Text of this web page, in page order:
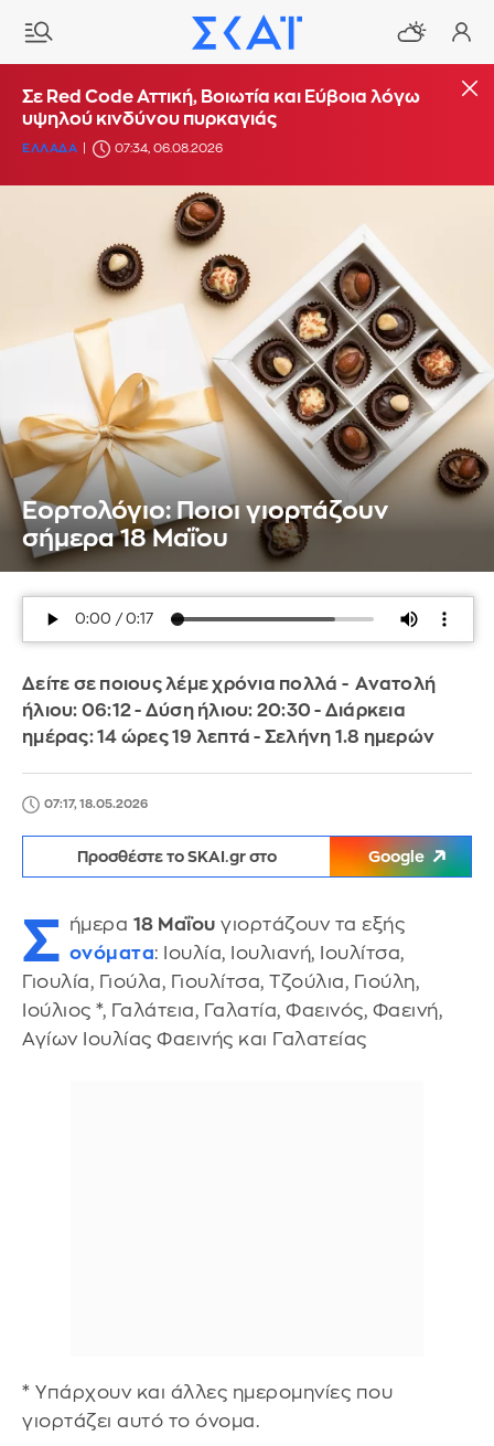
Σε Red Code Αττική, Βοιωτία και Εύβοια λόγω
υψηλού κινδύνου πυρκαγιάς
ΕΛΛΑΔΑ 07:34, 06.08.2026
Εορτολόγιο: Ποιοι γιορτάζουν
σήμερα 18 Μαΐου
Δείτε σε ποιους λέμε χρόνια πολλά - Ανατολή
ήλιου: 06:12 - Δύση ήλιου: 20:30 - Διάρκεια
ημέρας: 14 ώρες 19 λεπτά - Σελήνη 1.8 ημερών
07:17, 18.05.2026
Προσθέστε το SKAI.gr στο Google
Σ ήμερα 18 Μαΐου γιορτάζουν τα εξής
ονόματα: Ιουλία, Ιουλιανή, Ιουλίτσα,
Γιουλία, Γιούλα, Γιουλίτσα, Τζούλια, Γιούλη,
Ιούλιος *, Γαλάτεια, Γαλατία, Φαεινός, Φαεινή,
Αγίων Ιουλίας Φαεινής και Γαλατείας
* Υπάρχουν και άλλες ημερομηνίες που
γιορτάζει αυτό το όνομα.